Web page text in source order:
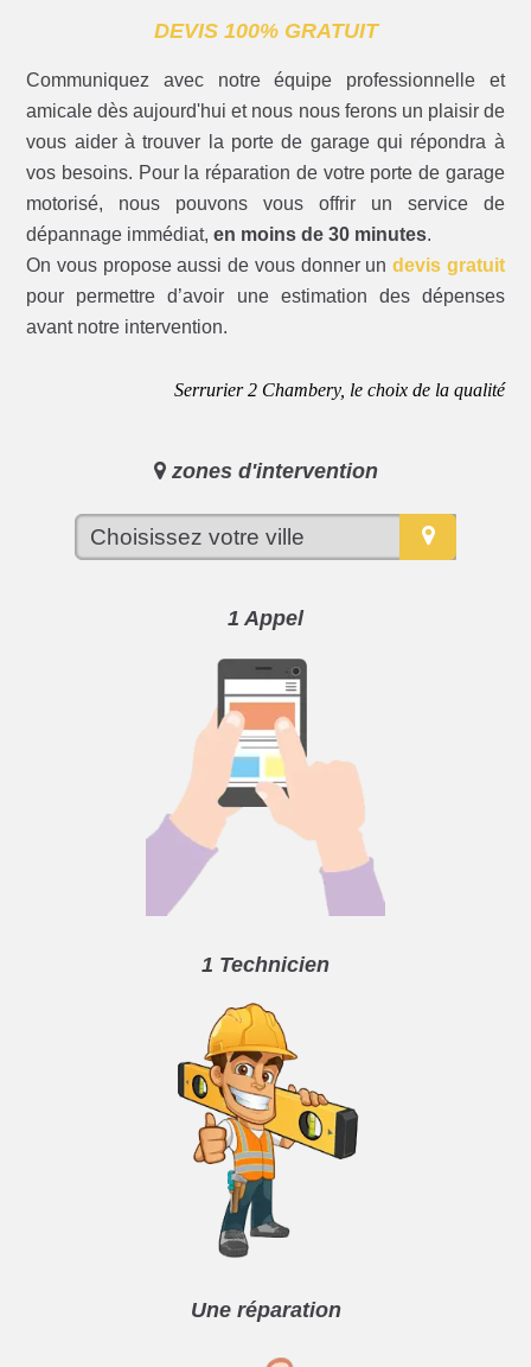
DEVIS 100% GRATUIT
Communiquez avec notre équipe professionnelle et
amicale dès aujourd'hui et nous nous ferons un plaisir de
vous aider à trouver la porte de garage qui répondra à
vos besoins. Pour la réparation de votre porte de garage
motorisé, nous pouvons vous offrir un service de
dépannage immédiat,en moins de 30 minutes.
On vous propose aussi de vous donner un devis gratuit
pour permettre d’avoir une estimation des dépenses
avant notre intervention.
Serrurier 2 Chambery, le choix de la qualité
zones d'intervention
1 Appel
1 Technicien
Une réparation